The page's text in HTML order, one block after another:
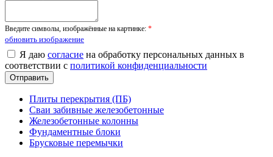
Введите символы, изображённые на картинке: *
обновить изображение
Я даю согласие на обработку персональных данных в
соответствии с политикой конфиденциальности
Плиты перекрытия (ПБ)
Сваи забивные железобетонные
Железобетонные колонны
Фундаментные блоки
Брусковые перемычки